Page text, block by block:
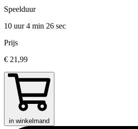
Speelduur
10 uur 4 min 26 sec
Prijs
€ 21,99
in winkelmand